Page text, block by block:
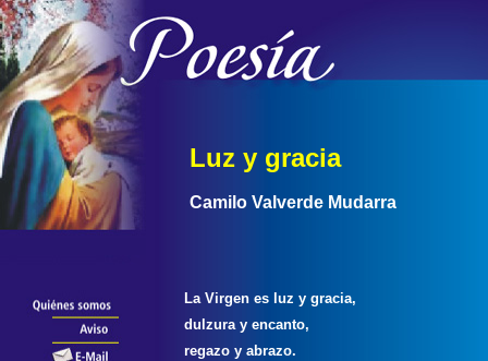
Luz y gracia
Camilo Valverde Mudarra
La Virgen es luz y gracia,
dulzura y encanto,
regazo y abrazo.